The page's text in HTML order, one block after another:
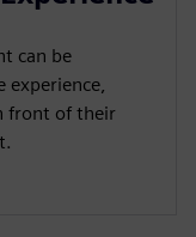
can be
experience,
front of their